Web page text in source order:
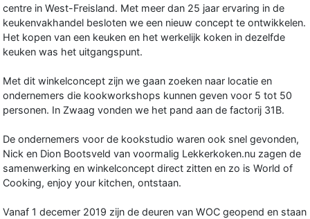
centre in West-Freisland. Met meer dan 25 jaar ervaring in de
keukenvakhandel besloten we een nieuw concept te ontwikkelen.
Het kopen van een keuken en het werkelijk koken in dezelfde
keuken was het uitgangspunt.
Met dit winkelconcept zijn we gaan zoeken naar locatie en
ondernemers die kookworkshops kunnen geven voor 5 tot 50
personen. In Zwaag vonden we het pand aan de factorij 31B.
De ondernemers voor de kookstudio waren ook snel gevonden,
Nick en Dion Bootsveld van voormalig Lekkerkoken.nu zagen de
samenwerking en winkelconcept direct zitten en zo is World of
Cooking, enjoy your kitchen, ontstaan.
Vanaf 1 decemer 2019 zijn de deuren van WOC geopend en staan